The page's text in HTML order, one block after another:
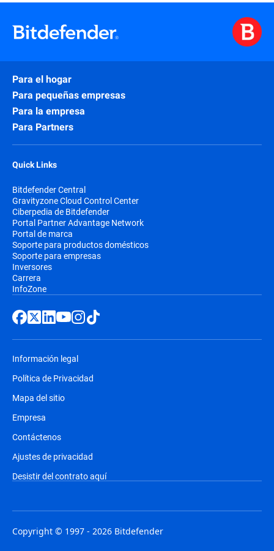
Para el hogar
Para pequeñas empresas
Para la empresa
Para Partners
Quick Links
Bitdefender Central
Gravityzone Cloud Control Center
Ciberpedia de Bitdefender
Portal Partner Advantage Network
Portal de marca
Soporte para productos domésticos
Soporte para empresas
Inversores
Carrera
InfoZone
Información legal
Política de Privacidad
Mapa del sitio
Empresa
Contáctenos
Ajustes de privacidad
Desistir del contrato aquí
Copyright © 1997 - 2026 Bitdefender